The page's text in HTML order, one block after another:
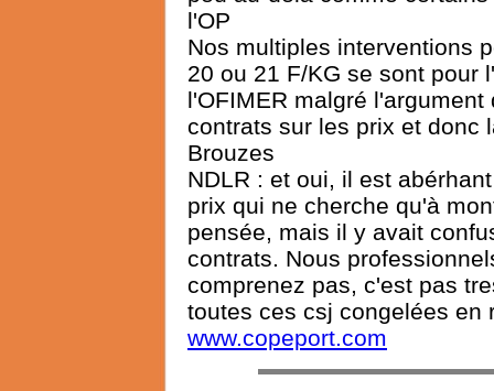
l'OP
Nos multiples interventions
20 ou 21 F/KG se sont pour
l'OFIMER malgré
contrats sur les prix et donc
Brouzes
NDLR : et oui, il est
prix qui ne cherche qu'à
pensée, mais il y avait
contrats. Nous
comprenez pas, c'est pas
toutes ces csj congelées en
www.copeport.com